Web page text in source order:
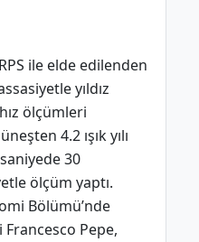
ile elde edilenden
yıldız
ölçümleri
4.2 ışık yılı
30
ölçüm yaptı.
Bölümü’nde
Francesco Pepe,